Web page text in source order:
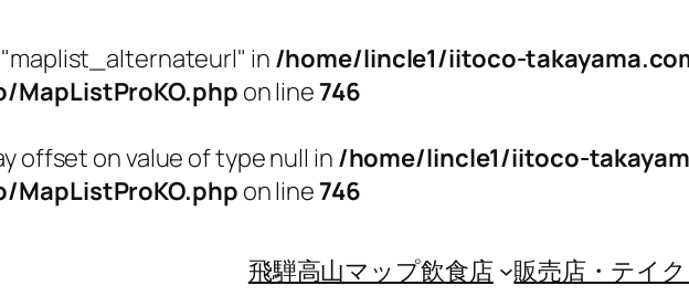
in/home/lincle1/iitoco-
on line746
offset on value of type null in /home/lincle1/iitoco-
on line746
飛騨高山マップ飲食店 販売店・テイ